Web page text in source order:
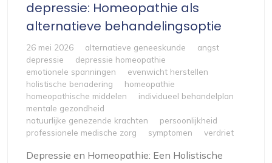
depressie: Homeopathie als
alternatieve behandelingsoptie
26 mei 2026 alternatieve geneeskunde
angst
depressie
depressie homeopathie
emotionele spanningen
evenwicht herstellen
holistische benadering
homeopathie
homeopathische middelen
individueel behandelplan
mentale gezondheid
natuurlijke genezende krachten
persoonlijkheid
professionele medische zorg
symptomen verdriet
Depressie en Homeopathie: Een Holistische